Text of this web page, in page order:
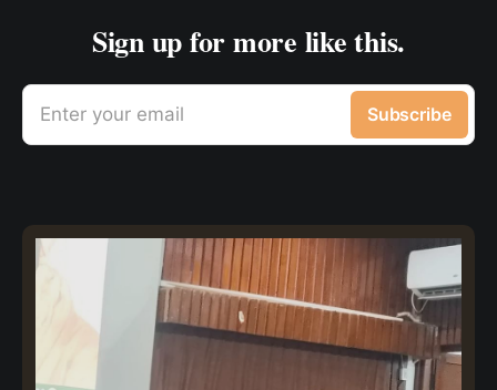
Sign up for more like this.
Enter your email Subscribe